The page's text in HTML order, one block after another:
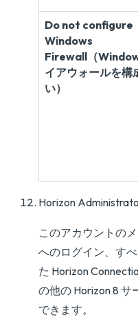
Do not configure
Windows
Firewall（
イアウォールを構
い）
Horizon
このアカウントの
へのログイン、す
た Horizon
の他の Horizon 8
できます。